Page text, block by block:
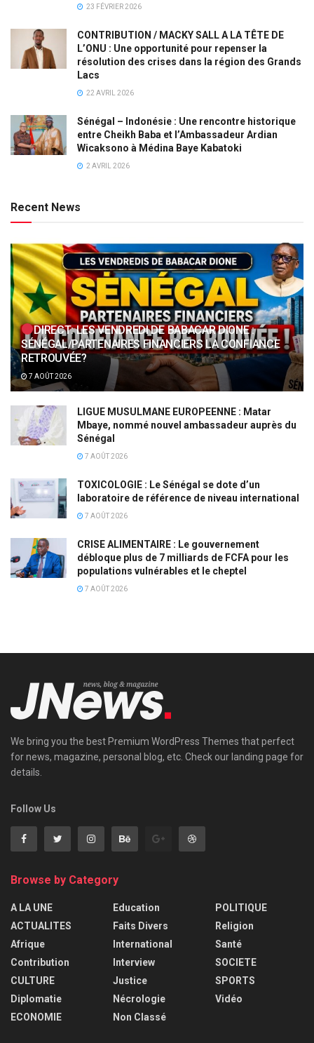
23 FÉVRIER 2026
CONTRIBUTION / MACKY SALL A LA TÊTE DE
L’ONU : Une opportunité pour repenser la
résolution des crises dans la région des Grands
Lacs
22 AVRIL 2026
Sénégal – Indonésie : Une rencontre historique
entre Cheikh Baba et l’Ambassadeur Ardian
Wicaksono à Médina Baye Kabatoki
2 AVRIL 2026
Recent News
DIRECT: LES VENDREDI DE BABACAR DIONE :
SÉNÉGAL/PARTENAIRES FINANCIERS LA CONFIANCE
RETROUVÉE?
7 AOÛT 2026
LIGUE MUSULMANE EUROPEENNE : Matar
Mbaye, nommé nouvel ambassadeur auprès du
Sénégal
7 AOÛT 2026
TOXICOLOGIE : Le Sénégal se dote d’un
laboratoire de référence de niveau international
7 AOÛT 2026
CRISE ALIMENTAIRE : Le gouvernement
débloque plus de 7 milliards de FCFA pour les
populations vulnérables et le cheptel
7 AOÛT 2026
We bring you the best Premium WordPress Themes that perfect
for news, magazine, personal blog, etc. Check our landing page for
details.
Follow Us
Browse by Category
A LA UNE
ACTUALITES
Afrique
Contribution
CULTURE
Diplomatie
ECONOMIE
Education
Faits Divers
International
Interview
Justice
Nécrologie
Non Classé
POLITIQUE
Religion
Santé
SOCIETE
SPORTS
Vidéo